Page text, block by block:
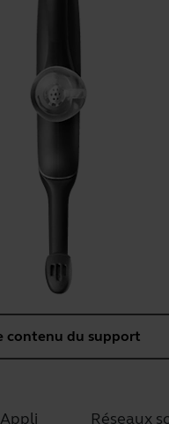
contenu du support
Appli Réseaux